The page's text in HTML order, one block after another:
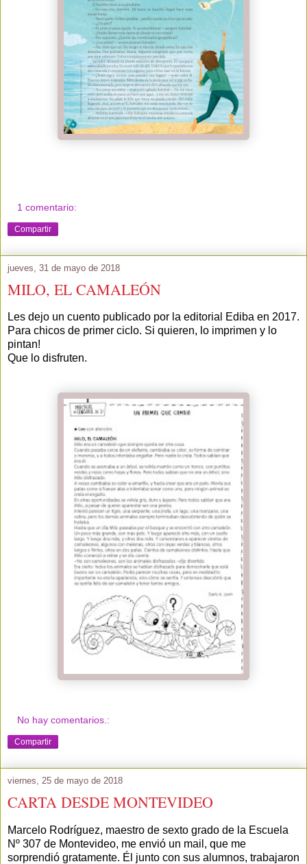
1 comentario:
Compartir
jueves, 31 de mayo de 2018
MILO, EL CAMALEÓN
Les dejo un cuento publicado por la editorial Ediba en 2017.
Para chicos de primer ciclo. Si quieren, lo imprimen y lo
pintan!
Que lo disfruten.
No hay comentarios.:
Compartir
viernes, 25 de mayo de 2018
CARTA DESDE MONTEVIDEO
Marcelo Rodríguez, maestro de sexto grado de la Escuela
Nº 307 de Montevideo, me envió un mail, que me
sorprendió gratamente. Él junto con sus alumnos, trabajaron